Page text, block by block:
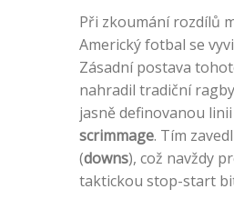
Při zkoumání rozdílů
Americký fotbal se
Zásadní postava
nahradil tradiční
jasně definovanou
scrimmage. Tím
(downs), což navždy
taktickou stop-start